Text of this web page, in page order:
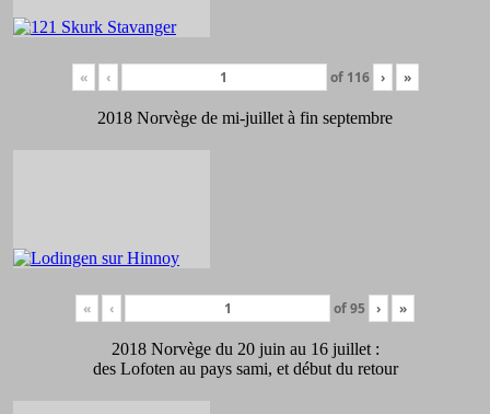
« ‹ of 116 › »
2018 Norvège de mi-juillet à fin septembre
« ‹ of95 › »
2018 Norvège du 20 juin au 16 juillet :
des Lofoten au pays sami, et début du retour